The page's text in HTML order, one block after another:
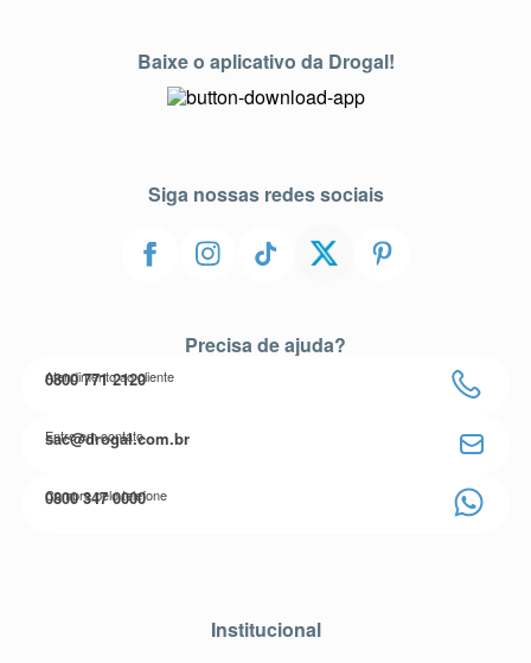
Baixe o aplicativo da Drogal!
Siga nossas redes sociais
Precisa de ajuda?
Atendimento ao cliente
0800 771 2120
Entre em contato
sac@drogal.com.br
Compre pelo telefone
0800 347 0000
Institucional